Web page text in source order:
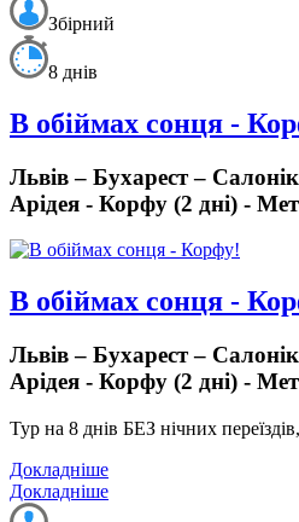
Збірний
8 днів
В обіймах сонця -
Львів – Бухарест –
Арідея - Корфу (2 дні) -
В обіймах сонця -
Львів – Бухарест –
Арідея - Корфу (2 дні) -
Тур на 8 днів БЕЗ нічних
Докладніше
Докладніше